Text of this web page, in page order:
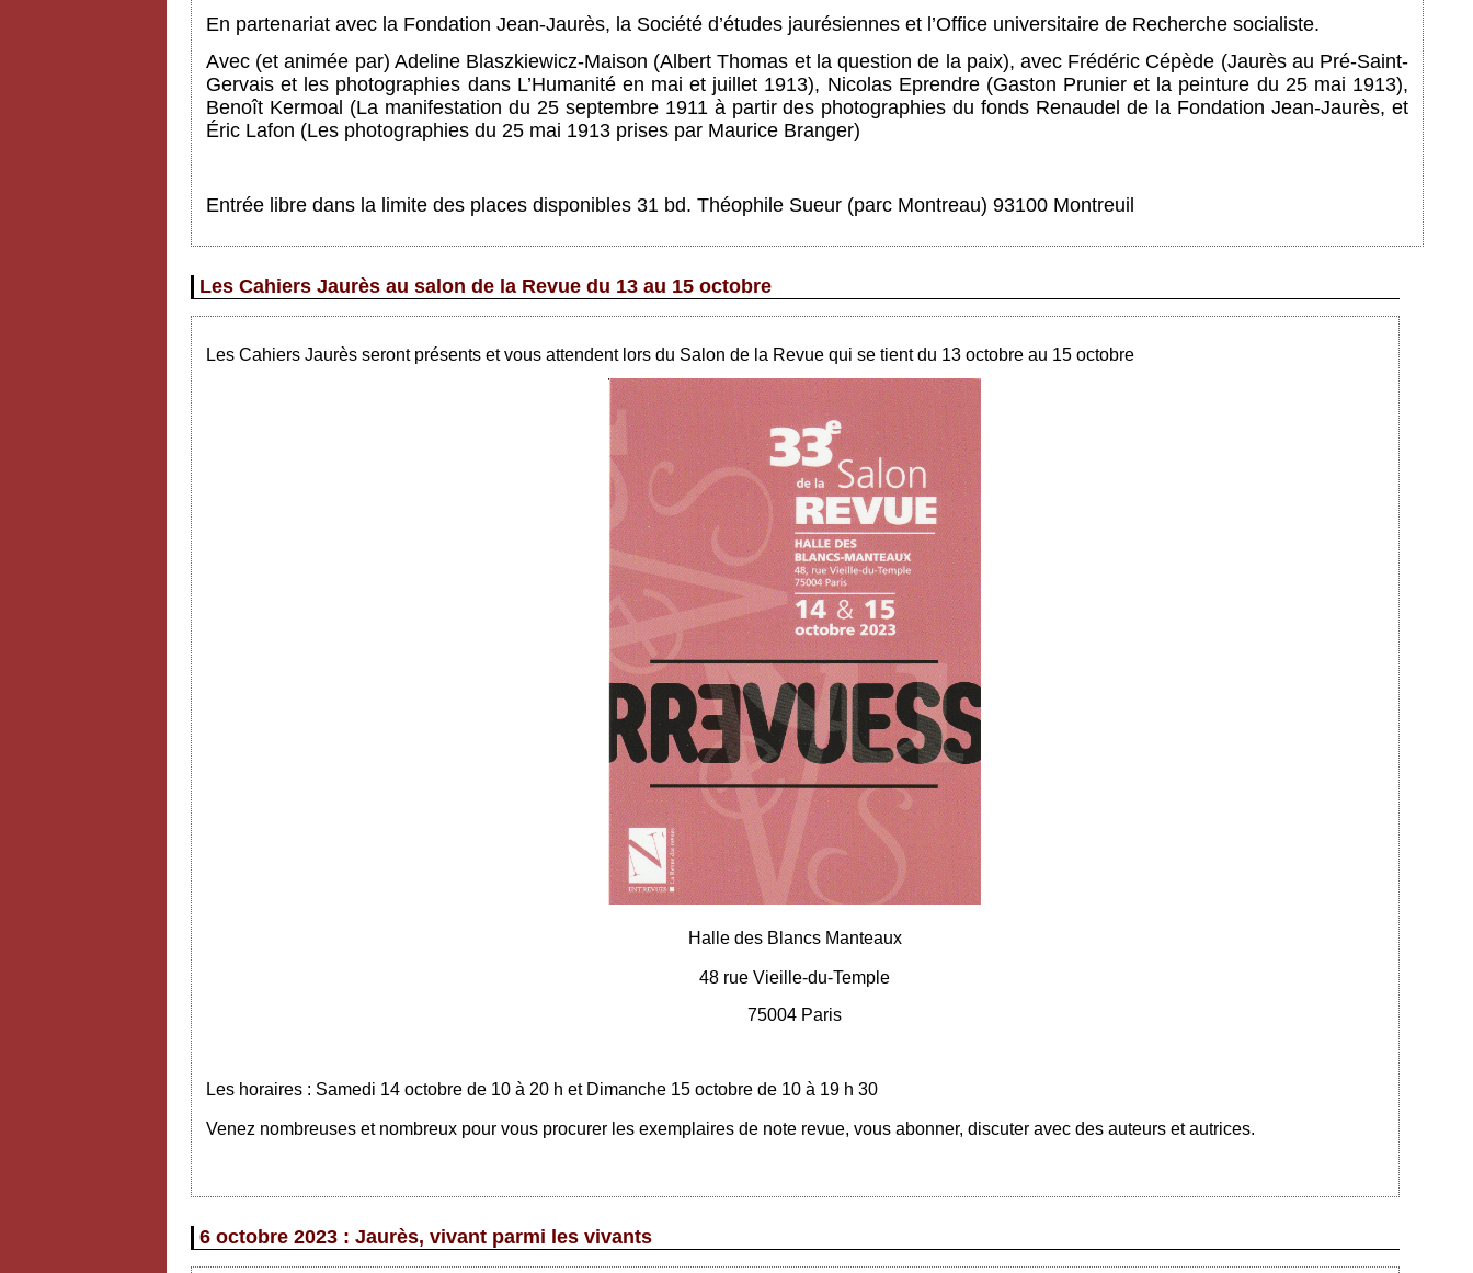
En partenariat avec la Fondation Jean-Jaurès, la Société d’études jaurésiennes et l’Office universitaire de Recherche socialiste.
Avec (et animée par) Adeline Blaszkiewicz-Maison (Albert Thomas et la question de la paix), avec Frédéric Cépède (Jaurès au Pré-Saint-
Gervais et les photographies dans L’Humanité en mai et juillet 1913), Nicolas Eprendre (Gaston Prunier et la peinture du 25 mai 1913),
Benoît Kermoal (La manifestation du 25 septembre 1911 à partir des photographies du fonds Renaudel de la Fondation Jean-Jaurès, et
Éric Lafon (Les photographies du 25 mai 1913 prises par Maurice Branger)
Entrée libre dans la limite des places disponibles 31 bd. Théophile Sueur (parc Montreau) 93100 Montreuil
Les Cahiers Jaurès au salon de la Revue du 13 au 15 octobre
Les Cahiers Jaurès seront présents et vous attendent lors du Salon de la Revue qui se tient du 13 octobre au 15 octobre
Halle des Blancs Manteaux
48 rue Vieille-du-Temple
75004 Paris
Les horaires : Samedi 14 octobre de 10 à 20 h et Dimanche 15 octobre de 10 à 19 h 30
Venez nombreuses et nombreux pour vous procurer les exemplaires de note revue, vous abonner, discuter avec des auteurs et autrices.
6 octobre 2023 : Jaurès, vivant parmi les vivants